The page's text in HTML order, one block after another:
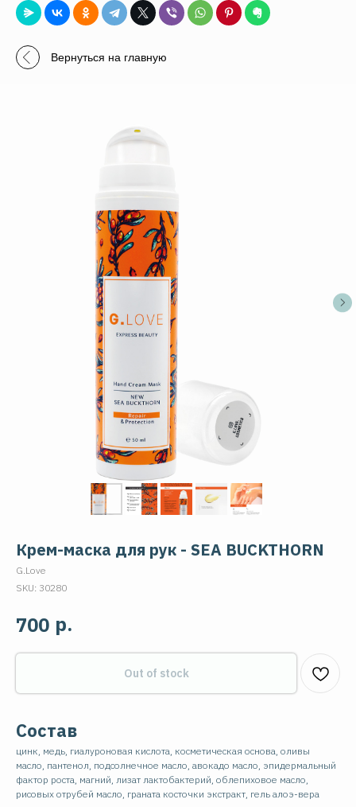
Вернуться на главную
Крем-маска для рук - SEA BUCKTHORN
G.Love
SKU: 30280
700 р.
Out of stock
Состав
цинк, медь, гиалуроновая кислота, косметическая основа, оливы
масло, пантенол, подсолнечное масло, авокадо масло, эпидермальный
фактор роста, магний, лизат лактобактерий, облепиховое масло,
рисовых отрубей масло, граната косточки экстракт, гель алоэ-вера